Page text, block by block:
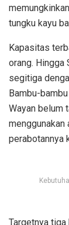
tungku kayu
Kapasitas
orang. Hingga
segitiga
Bambu-
Wayan belum
menggunakan
perabotannya
Targetnya